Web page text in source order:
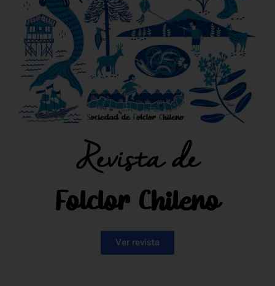
Revista de
Folclor Chileno
Ver revista